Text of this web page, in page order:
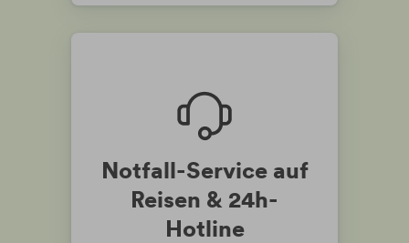
Notfall-Service auf
Reisen & 24h-
Hotline